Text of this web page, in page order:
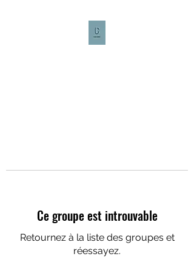
Ce groupe est introuvable
Retournez à la liste des groupes et
réessayez.